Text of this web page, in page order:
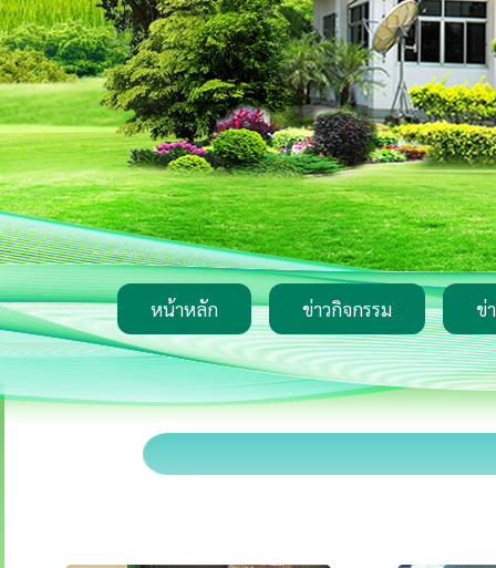
หน้าหลัก ข่าวกิจกรรม ข่